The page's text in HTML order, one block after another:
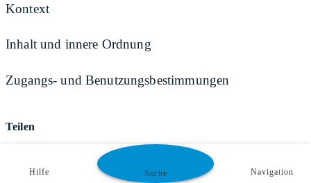
Kontext
Inhalt und innere Ordnung
Zugangs- und Benutzungsbestimmungen
Teilen
Hilfe Suche Navigation